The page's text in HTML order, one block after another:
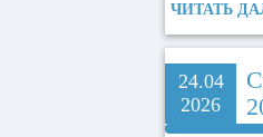
ЧИТАТЬ
24.04
2026